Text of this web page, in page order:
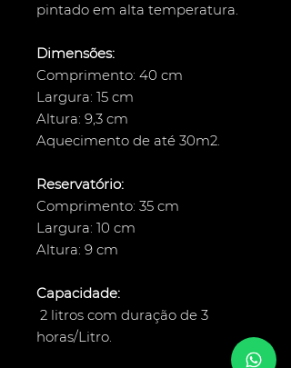
pintado em alta temperatura.
Dimensões:
Comprimento: 40 cm
Largura: 15 cm
Altura: 9,3 cm
Aquecimento de até 30m2.
Reservatório:
Comprimento: 35 cm
Largura: 10 cm
Altura: 9 cm
Capacidade:
2 litros com duração de 3
horas/Litro.